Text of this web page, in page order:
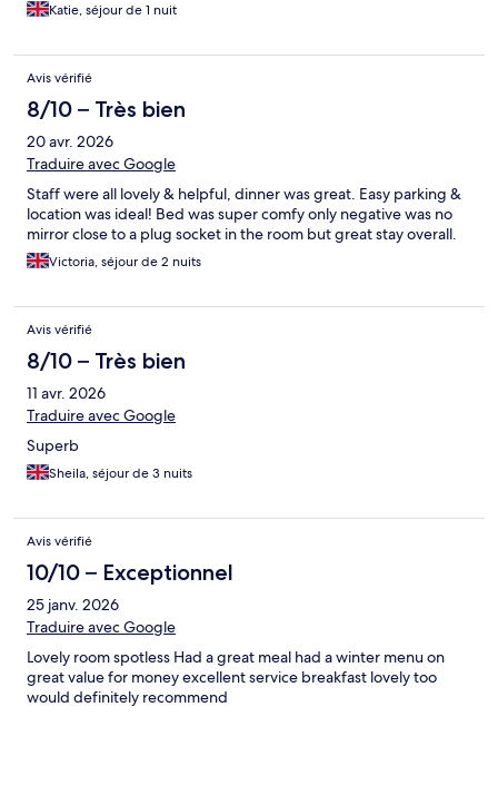
Katie, séjour de 1 nuit
Avis vérifié
8/10 – Très bien
20 avr. 2026
Traduire avec Google
Staff were all lovely & helpful, dinner was great. Easy parking &
location was ideal! Bed was super comfy only negative was no
mirror close to a plug socket in the room but great stay overall.
Victoria, séjour de 2 nuits
Avis vérifié
8/10 – Très bien
11 avr. 2026
Traduire avec Google
Superb
Sheila, séjour de 3 nuits
Avis vérifié
10/10 – Exceptionnel
25 janv. 2026
Traduire avec Google
Lovely room spotless Had a great meal had a winter menu on
great value for money excellent service breakfast lovely too
would definitely recommend